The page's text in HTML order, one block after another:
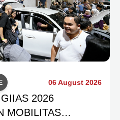
06 August 2026
2026
MOBILITAS